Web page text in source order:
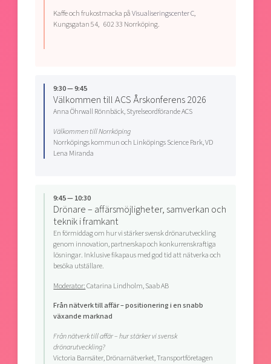
Kaffe och frukostmacka påVisualiseringscenter C,
Kungsgatan 54, 602 33 Norrköping.
9:30 — 9:45
Välkommen till ACS Årskonferens 2026
Anna Öhrwall Rönnbäck, Styrelseordförande ACS
Välkommen till Norrköping
Norrköpings kommun och Linköpings Science Park, VD
Lena Miranda
9:45 — 10:30
Drönare – affärsmöjligheter, samverkan och
teknik i framkant
En förmiddag om hur vi stärker svensk drönarutveckling
genom innovation, partnerskap och konkurrenskraftiga
lösningar. Inklusive fikapaus med god tid att nätverka och
besöka utställare.
Moderator:Catarina Lindholm, Saab AB
Från nätverk till affär – positionering i en snabb
växande marknad
Från nätverk till affär – hur stärker vi svensk
drönarutveckling?
Victoria Barrsäter, Drönarnätverket, Transportföretagen